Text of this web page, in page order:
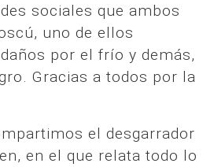
sociales que ambos
uno de ellos
por el frío y demás,
Gracias a todos por la
el desgarrador
en el que relata todo lo